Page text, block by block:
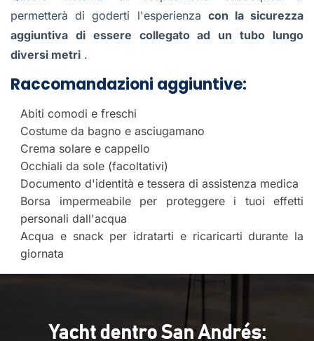
permetterà di goderti l'esperienza con la sicurezza
aggiuntiva di essere collegato ad un tubo lungo
diversi metri .
Raccomandazioni aggiuntive:
Abiti comodi e freschi
Costume da bagno e asciugamano
Crema solare e cappello
Occhiali da sole (facoltativi)
Documento d'identità e tessera di assistenza medica
Borsa impermeabile per proteggere i tuoi effetti
personali dall'acqua
Acqua e snack per idratarti e ricaricarti durante la
giornata
Yacht dentro San Andrés: